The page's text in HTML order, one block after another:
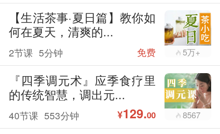
【生活茶事·夏日篇】教你如
何在夏天，清爽的...
2节课 5分钟 免费 5万+
『四季调元术』应季食疗里
的传统智慧，调出元...
40节课 553分钟 ¥129.00 8567